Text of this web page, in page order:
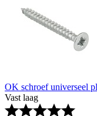
OK schroef universeel
Vast laag